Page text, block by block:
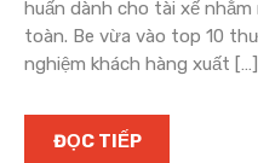
huấn dành cho tài xế nhằm
toàn. Be vừa vào top 10
nghiệm khách hàng xuất […]
ĐỌC TIẾP